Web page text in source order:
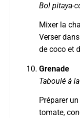
Bol pitaya-
Mixer la
Verser
de coco et
Grenade
Taboulé à
Préparer
tomate,